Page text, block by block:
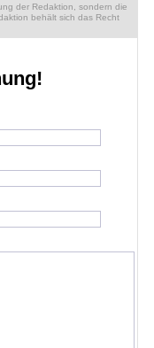
der Redaktion, sondern die
behält sich das Recht